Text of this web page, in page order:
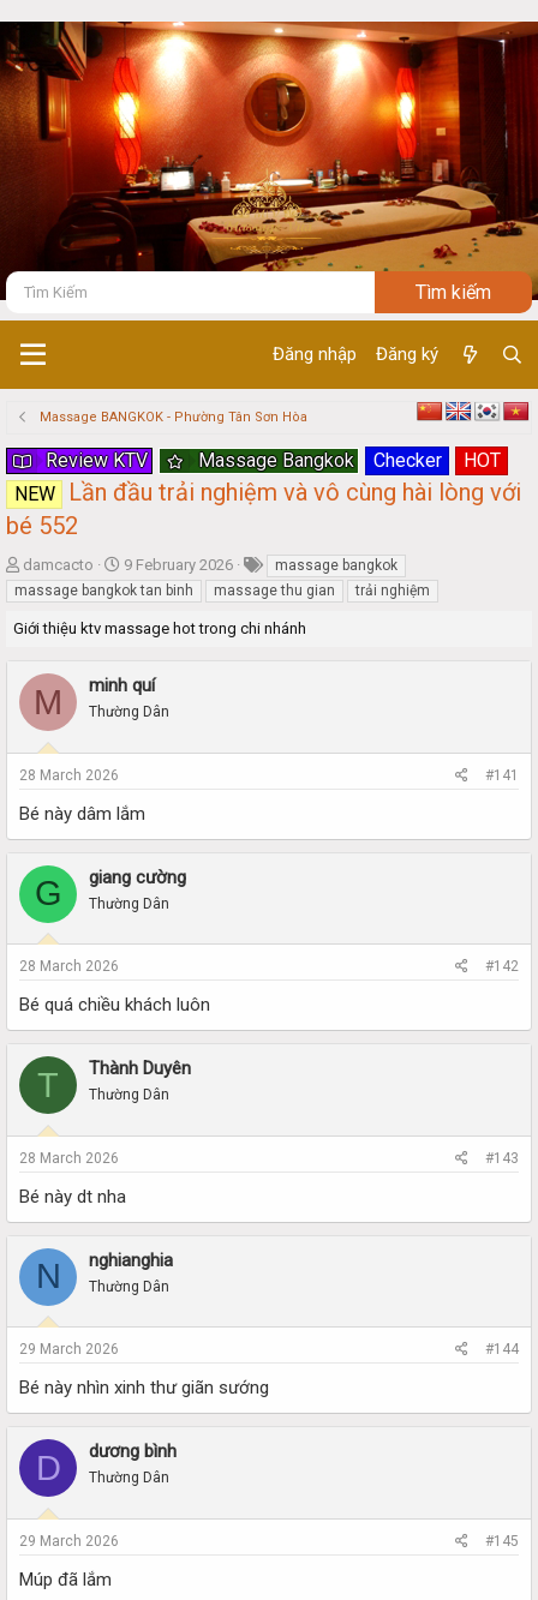
Đăng nhập Đăng ký
Massage BANGKOK - Phường Tân Sơn Hòa
Review KTV Massage Bangkok Checker
HOT
NEW
Lần đầu trải nghiệm và vô cùng hài lòng với
bé 552
T
h
r
e
s
t
r
t
r
damcacto
S
t
a
r
a
t
9 February 2026
massage bangkok
massage bangkok tan binh
massage thu gian trải nghiệm
Giới thiệu ktv massage hot trong chi nhánh
M minh quí
Thường Dân
28 March 2026 #141
Bé này dâm lắm
G giang cường
Thường Dân
28 March 2026 #142
Bé quá chiều khách luôn
T Thành Duyên
Thường Dân
28 March 2026 #143
Bé này dt nha
N nghianghia
Thường Dân
29 March 2026 #144
Bé này nhìn xinh thư giãn sướng
D dương bình
Thường Dân
29 March 2026 #145
Múp đã lắm